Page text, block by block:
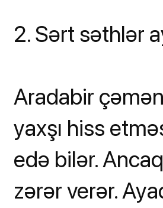
2. Sərt səthlər
Aradabir
yaxşı hiss
edə bilər.
zərər verər.